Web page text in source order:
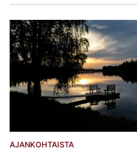
AJANKOHTAISTA